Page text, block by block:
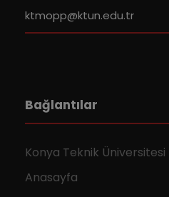
ktmopp@ktun.edu.tr
Bağlantılar
Konya Teknik Üniversitesi
Anasayfa